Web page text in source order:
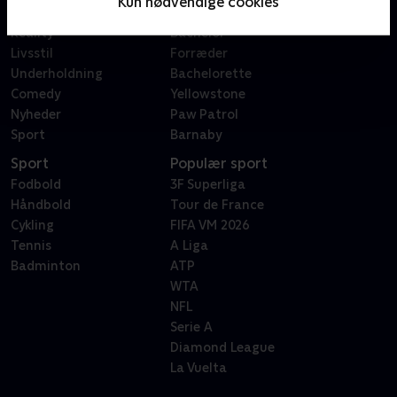
Reality
Livsstil
Underholdning
Comedy
Nyheder
Sport
X Factor
Bachelor
Forræder
Bachelorette
Yellowstone
Paw Patrol
Barnaby
Sport
Fodbold
Håndbold
Cykling
Tennis
Badminton
Populær sport
3F Superliga
Tour de France
FIFA VM 2026
A Liga
ATP
WTA
NFL
Serie A
Diamond League
La Vuelta